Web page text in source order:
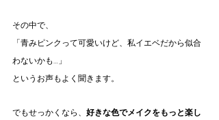
その中で、
「青みピンクって可愛いけど、私イエベだから似合
わないかも…」
というお声もよく聞きます。
でもせっかくなら、 好きな色でメイクをもっと楽し